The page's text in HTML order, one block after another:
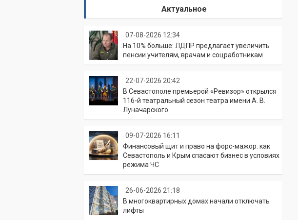
Актуальное
07-08-2026 12:34
На 10% больше: ЛДПР предлагает увеличить
пенсии учителям, врачам и соцработникам
22-07-2026 20:42
В Севастополе премьерой «Ревизор» открылся
116-й театральный сезон театра имени А. В.
Луначарского
09-07-2026 16:11
Финансовый щит и право на форс-мажор: как
Севастополь и Крым спасают бизнес в условиях
режима ЧС
26-06-2026 21:18
В многоквартирных домах начали отключать
лифты